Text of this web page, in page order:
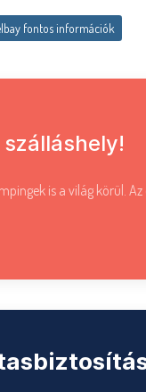
fontos információk
is a világ körül.